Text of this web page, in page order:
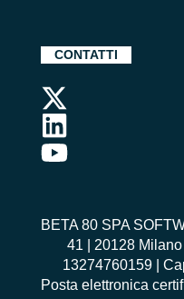
CONTATTI
BETA 80 SPA
41 | 20128
13274760159 |
Posta elettronica